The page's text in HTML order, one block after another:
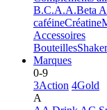
B.C.A.A.Beta
caféineCréatine
Accessoires
Bouteilles
Marques
0-9
3Action 4Gold
A